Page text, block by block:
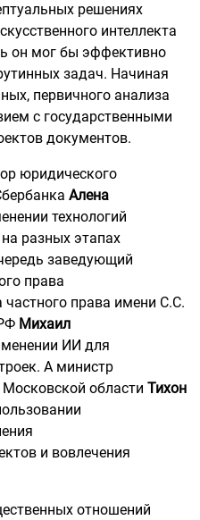
решениях
интеллекта
он мог бы эффективно
задач. Начиная
первичного анализа
с государственными
документов.
юридического
Алена
технологий
на разных этапах
заведующий
права
частного права имени С.С.
Михаил
ИИ для
А министр
области Тихон
и вовлечения
отношений